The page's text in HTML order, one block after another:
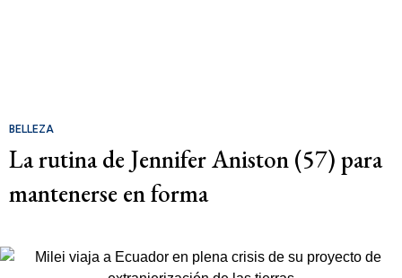
BELLEZA
La rutina de Jennifer Aniston (57) para
mantenerse en forma